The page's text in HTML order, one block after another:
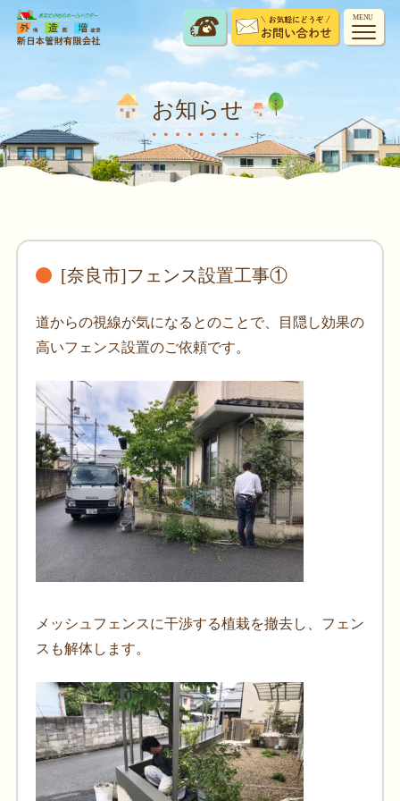
MENU
お知らせ
[奈良市]フェンス設置工事①
道からの視線が気になるとのことで、目隠し効果の
高いフェンス設置のご依頼です。
メッシュフェンスに干渉する植栽を撤去し、フェン
スも解体します。